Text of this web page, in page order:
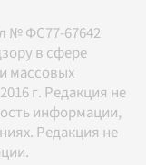
№ ФС77-67642
в сфере
массовых
г. Редакция не
информации,
Редакция не